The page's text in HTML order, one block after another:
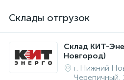
Склады отгрузок
Склад КИТ-
Новгород)
г. Нижний
Черепичный,